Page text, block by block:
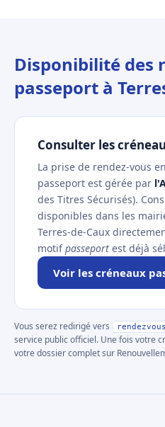
Disponibilité des
passeport à
Consulter les
La prise de rendez-vous
passeport est gérée par
des Titres Sécurisés).
disponibles dans les
Terres-de-Caux
motifpasseport est déjà
Voir les créneaux
Vous serez redirigé vers
service public officiel. Une fois votre
votre dossier complet sur